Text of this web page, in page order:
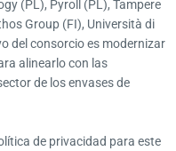
(PL), Pyroll (PL), Tampere
Group (FI), Università di
del consorcio es modernizar
alinearlo con las
de los envases de
de privacidad para este